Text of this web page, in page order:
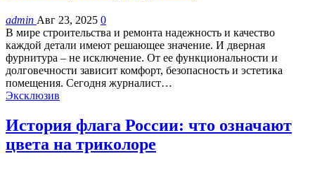
admin Авг 23, 2025 0
В мире строительства и ремонта надежность и качество
каждой детали имеют решающее значение. И дверная
фурнитура – не исключение. От ее функциональности и
долговечности зависит комфорт, безопасность и эстетика
помещения. Сегодня журналист…
Эксклюзив
История флага России: что означают
цвета на триколоре